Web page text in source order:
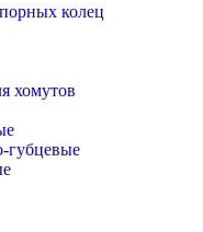
колец
хомутов
губцевые